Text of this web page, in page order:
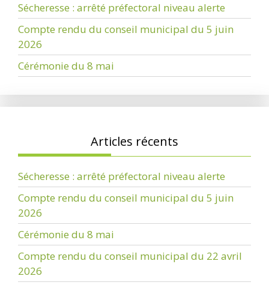
Sécheresse : arrêté préfectoral niveau alerte
Compte rendu du conseil municipal du 5 juin
2026
Cérémonie du 8 mai
Articles récents
Sécheresse : arrêté préfectoral niveau alerte
Compte rendu du conseil municipal du 5 juin
2026
Cérémonie du 8 mai
Compte rendu du conseil municipal du 22 avril
2026